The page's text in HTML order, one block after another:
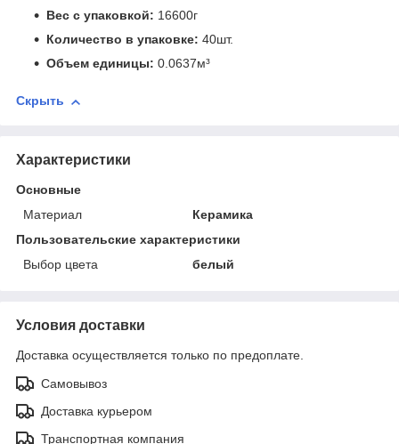
Вес с упаковкой: 16600г
Количество в упаковке: 40шт.
Объем единицы: 0.0637м³
Скрыть
Характеристики
Основные
Материал
Керамика
Пользовательские характеристики
Выбор цвета
белый
Условия доставки
Доставка осуществляется только по предоплате.
Самовывоз
Доставка курьером
Транспортная компания